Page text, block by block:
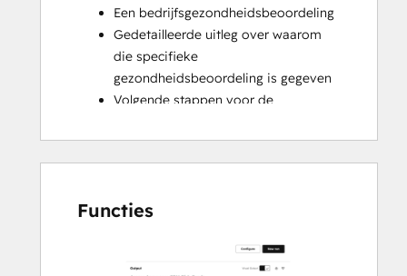
Een bedrijfsgezondheidsbeoordeling
Gedetailleerde uitleg over waarom
die specifieke
gezondheidsbeoordeling is gegeven
Volgende stappen voor de
Bespreekpunten en
ontdekkingsvragen voor je volgende
E-mail opgesteld en klaar om te
Functies